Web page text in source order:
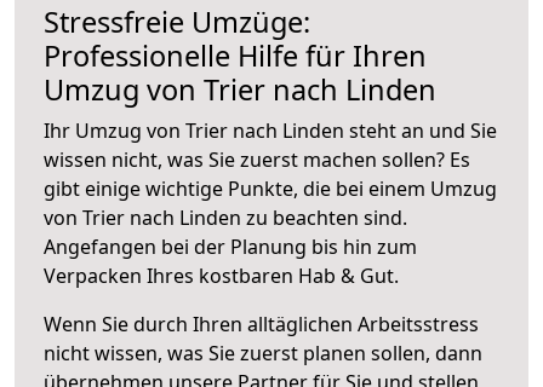
Stressfreie Umzüge:
Professionelle Hilfe für Ihren
Umzug von Trier nach Linden
Ihr Umzug von Trier nach Linden steht an und Sie
wissen nicht, was Sie zuerst machen sollen? Es
gibt einige wichtige Punkte, die bei einem Umzug
von Trier nach Linden zu beachten sind.
Angefangen bei der Planung bis hin zum
Verpacken Ihres kostbaren Hab & Gut.
Wenn Sie durch Ihren alltäglichen Arbeitsstress
nicht wissen, was Sie zuerst planen sollen, dann